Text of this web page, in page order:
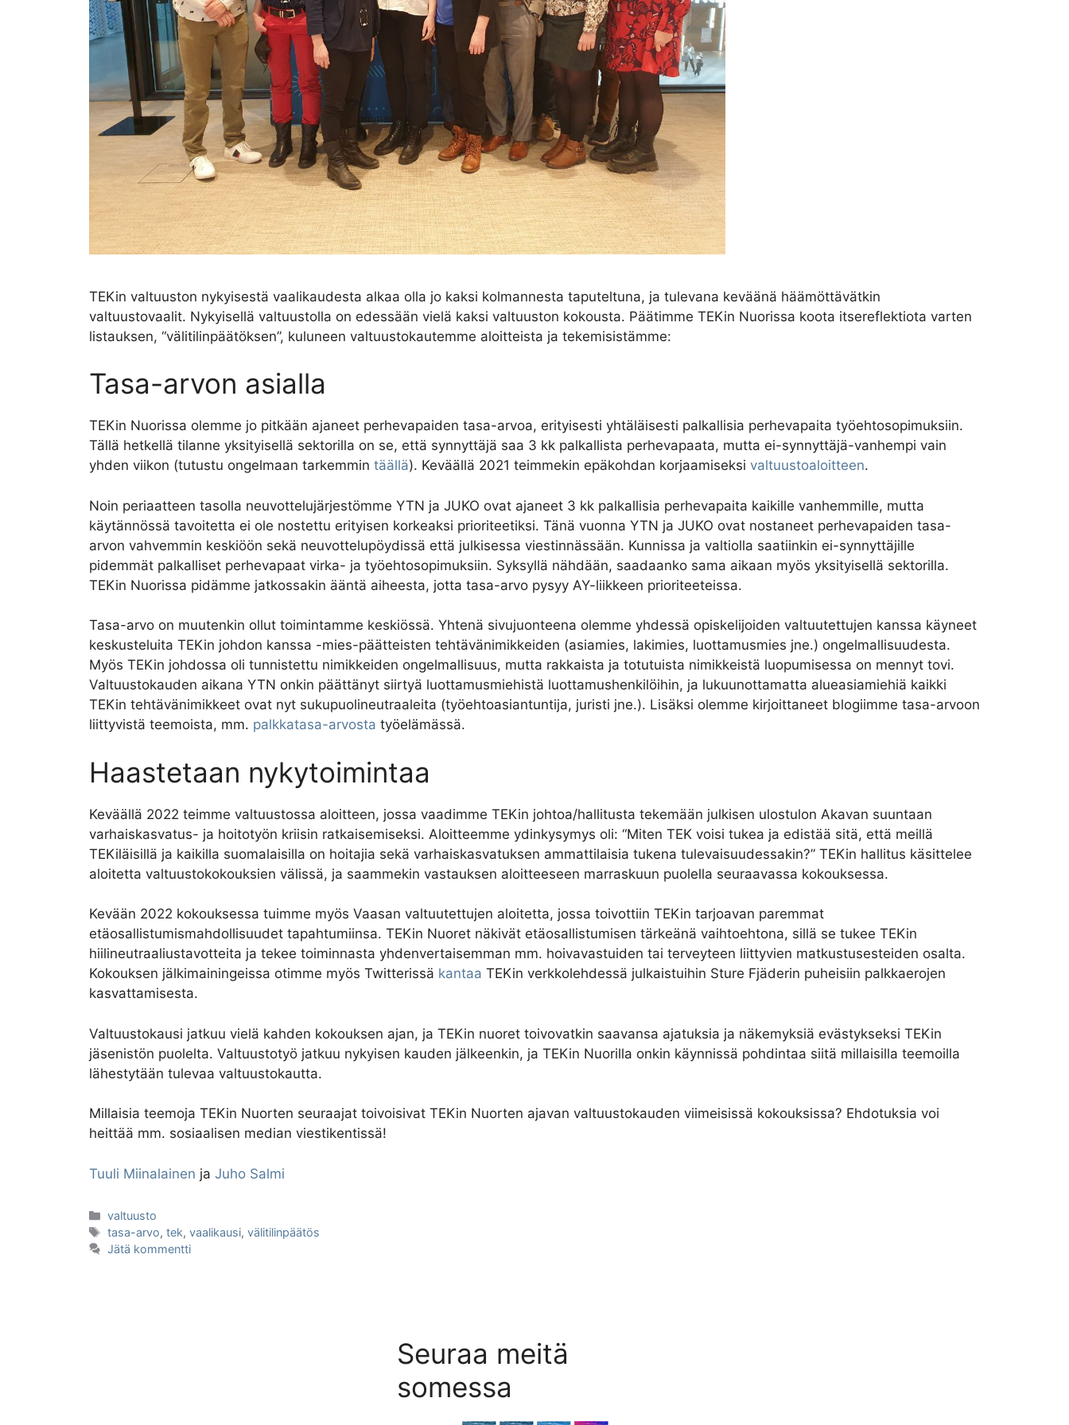
TEKin valtuuston nykyisestä vaalikaudesta alkaa olla jo kaksi kolmannesta taputeltuna, ja tulevana keväänä häämöttävätkin
valtuustovaalit. Nykyisellä valtuustolla on edessään vielä kaksi valtuuston kokousta. Päätimme TEKin Nuorissa koota itsereflektiota varten
listauksen, “välitilinpäätöksen”, kuluneen valtuustokautemme aloitteista ja tekemisistämme:
Tasa-arvon asialla
TEKin Nuorissa olemme jo pitkään ajaneet perhevapaiden tasa-arvoa, erityisesti yhtäläisesti palkallisia perhevapaita työehtosopimuksiin.
Tällä hetkellä tilanne yksityisellä sektorilla on se, että synnyttäjä saa 3 kk palkallista perhevapaata, mutta ei-synnyttäjä-vanhempi vain
yhden viikon (tutustu ongelmaan tarkemmin täällä). Keväällä 2021 teimmekin epäkohdan korjaamiseksi valtuustoaloitteen.
Noin periaatteen tasolla neuvottelujärjestömme YTN ja JUKO ovat ajaneet 3 kk palkallisia perhevapaita kaikille vanhemmille, mutta
käytännössä tavoitetta ei ole nostettu erityisen korkeaksi prioriteetiksi. Tänä vuonna YTN ja JUKO ovat nostaneet perhevapaiden tasa-
arvon vahvemmin keskiöön sekä neuvottelupöydissä että julkisessa viestinnässään. Kunnissa ja valtiolla saatiinkin ei-synnyttäjille
pidemmät palkalliset perhevapaat virka- ja työehtosopimuksiin. Syksyllä nähdään, saadaanko sama aikaan myös yksityisellä sektorilla.
TEKin Nuorissa pidämme jatkossakin ääntä aiheesta, jotta tasa-arvo pysyy AY-liikkeen prioriteeteissa.
Tasa-arvo on muutenkin ollut toimintamme keskiössä. Yhtenä sivujuonteena olemme yhdessä opiskelijoiden valtuutettujen kanssa käyneet
keskusteluita TEKin johdon kanssa -mies-päätteisten tehtävänimikkeiden (asiamies, lakimies, luottamusmies jne.) ongelmallisuudesta.
Myös TEKin johdossa oli tunnistettu nimikkeiden ongelmallisuus, mutta rakkaista ja totutuista nimikkeistä luopumisessa on mennyt tovi.
Valtuustokauden aikana YTN onkin päättänyt siirtyä luottamusmiehistä luottamushenkilöihin, ja lukuunottamatta alueasiamiehiä kaikki
TEKin tehtävänimikkeet ovat nyt sukupuolineutraaleita (työehtoasiantuntija, juristi jne.). Lisäksi olemme kirjoittaneet blogiimme tasa-arvoon
liittyvistä teemoista, mm. palkkatasa-arvosta työelämässä.
Haastetaan nykytoimintaa
Keväällä 2022 teimme valtuustossa aloitteen, jossa vaadimme TEKin johtoa/hallitusta tekemään julkisen ulostulon Akavan suuntaan
varhaiskasvatus- ja hoitotyön kriisin ratkaisemiseksi. Aloitteemme ydinkysymys oli: “Miten TEK voisi tukea ja edistää sitä, että meillä
TEKiläisillä ja kaikilla suomalaisilla on hoitajia sekä varhaiskasvatuksen ammattilaisia tukena tulevaisuudessakin?” TEKin hallitus käsittelee
aloitetta valtuustokokouksien välissä, ja saammekin vastauksen aloitteeseen marraskuun puolella seuraavassa kokouksessa.
Kevään 2022 kokouksessa tuimme myös Vaasan valtuutettujen aloitetta, jossa toivottiin TEKin tarjoavan paremmat
etäosallistumismahdollisuudet tapahtumiinsa. TEKin Nuoret näkivät etäosallistumisen tärkeänä vaihtoehtona, sillä se tukee TEKin
hiilineutraaliustavotteita ja tekee toiminnasta yhdenvertaisemman mm. hoivavastuiden tai terveyteen liittyvien matkustusesteiden osalta.
Kokouksen jälkimainingeissa otimme myös Twitterissä kantaa TEKin verkkolehdessä julkaistuihin Sture Fjäderin puheisiin palkkaerojen
kasvattamisesta.
Valtuustokausi jatkuu vielä kahden kokouksen ajan, ja TEKin nuoret toivovatkin saavansa ajatuksia ja näkemyksiä evästykseksi TEKin
jäsenistön puolelta. Valtuustotyö jatkuu nykyisen kauden jälkeenkin, ja TEKin Nuorilla onkin käynnissä pohdintaa siitä millaisilla teemoilla
lähestytään tulevaa valtuustokautta.
Millaisia teemoja TEKin Nuorten seuraajat toivoisivat TEKin Nuorten ajavan valtuustokauden viimeisissä kokouksissa? Ehdotuksia voi
heittää mm. sosiaalisen median viestikentissä!
Tuuli Miinalainen ja Juho Salmi
Kategoriat
valtuusto
Avainsanat
tasa-arvo,tek,vaalikausi,välitilinpäätös
Jätä kommentti
Seuraa meitä
somessa